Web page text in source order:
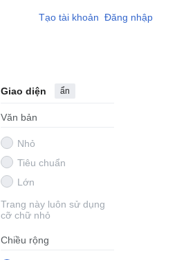
Tạo tài khoản Đăng nhập
Giao diện ẩn
Văn bản
Nhỏ
Tiêu chuẩn
Lớn
Trang này luôn sử dụng
cỡ chữ nhỏ
Chiều rộng